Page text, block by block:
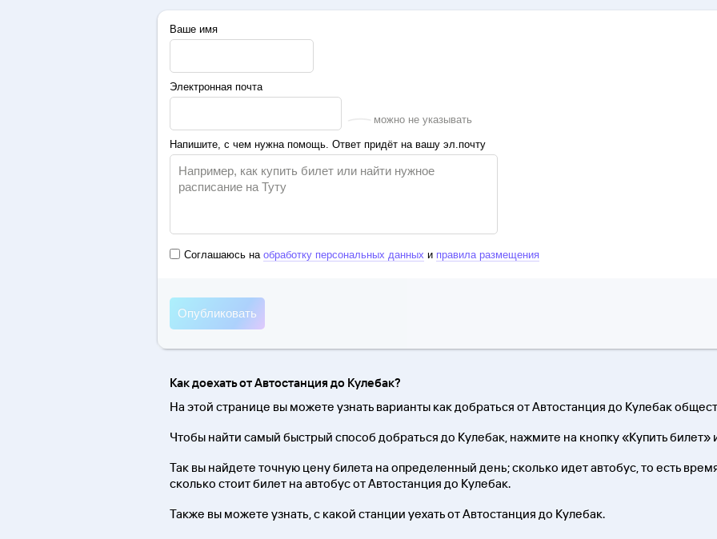
Ваше имя
Электронная почта
можно не указывать
Напишите, с чем нужна помощь. Ответ придёт на вашу эл.почту
Соглашаюсь на обработку персональных данных и правила размещения
Как доехать от Автостанция до Кулебак?
На этой странице вы можете узнать варианты как добраться от Автостанция до Кулебак
Чтобы найти самый быстрый способ добраться до Кулебак, нажмите на кнопку «Купить билет»
Так вы найдете точную цену билета на определенный день; сколько идет автобус, то есть
сколько стоит билет на автобус от Автостанция до Кулебак.
Также вы можете узнать, с какой станции уехать от Автостанция до Кулебак.